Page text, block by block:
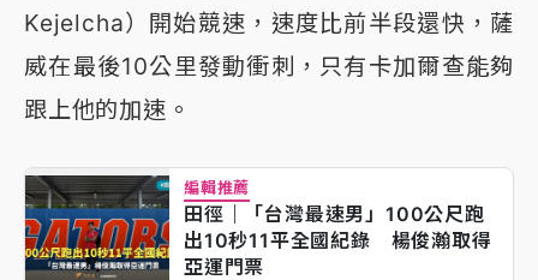
Kejelcha）開始競速，速度比前半段還快，薩
威在最後10公里發動衝刺，只有卡加爾查能夠
跟上他的加速。
編輯推薦
田徑｜「台灣最速男」100公尺跑
出10秒11平全國紀錄 楊俊瀚取得
亞運門票